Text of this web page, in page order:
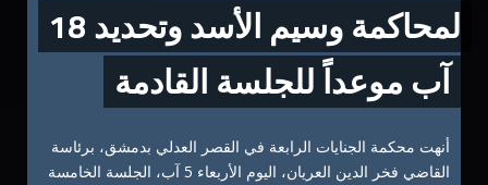
لمحاكمة وسيم الأسد وتحديد 18
آب موعداً للجلسة القادمة
أنهت محكمة الجنايات الرابعة في القصر العدلي بدمشق، برئاسة
القاضي فخر الدين العريان، اليوم الأربعاء 5 آب، الجلسة الخامسة